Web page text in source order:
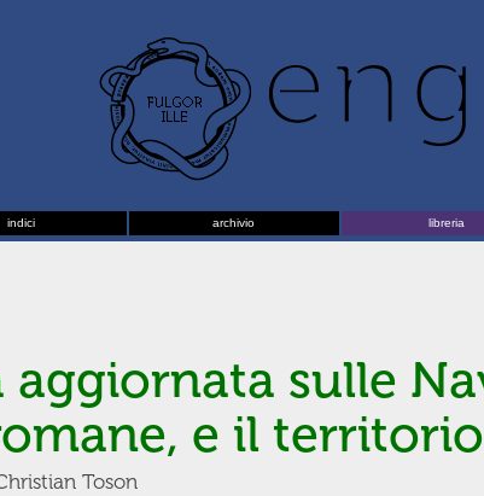
indici archivio libreria
sulle
e il
Toson